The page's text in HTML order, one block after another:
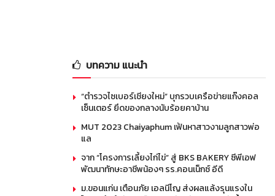
บทความ แนะนำ
“ตำรวจไซเบอร์เชียงใหม่” บุกรวบเครือข่ายแก๊งคอล
เซ็นเตอร์ ยึดของกลางนับร้อยคาบ้าน
MUT 2023 Chaiyaphum เฟ้นหาสาวงามลูกสาวพ่อ
แล
จาก “โครงการเลี้ยงไก่ไข่” สู่ BKS BAKERY ซีพีเอฟ
พัฒนาทักษะอาชีพน้องๆ รร.คอนเน็กซ์ อีดี
ม.ขอนแก่น เตือนภัย เอลนีโญ ส่งผลแล้งรุนแรงใน